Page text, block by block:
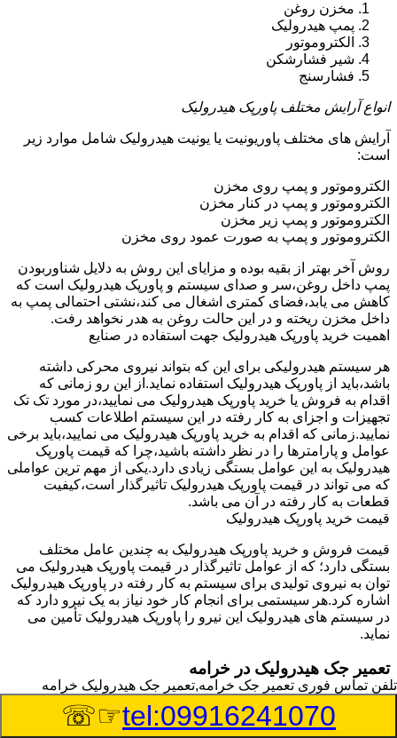
مخزن روغن
پمپ هیدرولیک
الکتروموتور
شیر فشارشکن
فشارسنج
انواع آرایش مختلف پاورپک هیدرولیک
آرایش های مختلف پاوریونیت یا یونیت هیدرولیک شامل موارد زیر
است:
الکتروموتور و پمپ روی مخزن
الکتروموتور و پمپ در کنار مخزن
الکتروموتور و پمپ زیر مخزن
الکتروموتور و پمپ به صورت عمود روی مخزن
روش آخر بهتر از بقیه بوده و مزایای این روش به دلایل شناوربودن
پمپ داخل روغن،سر و صدای سیستم و پاورپک هیدرولیک است که
کاهش می یابد،فضای کمتری اشغال می کند،نشتی احتمالی پمپ به
داخل مخزن ریخته و در این حالت روغن به هدر نخواهد رفت.
اهمیت خرید پاورپک هیدرولیک جهت استفاده در صنایع
هر سیستم هیدرولیکی برای این که بتواند نیروی محرکی داشته
باشد،باید از پاورپک هیدرولیک استفاده نماید.از این رو زمانی که
اقدام به فروش یا خرید پاورپک هیدرولیک می نمایید،در مورد تک تک
تجهیزات و اجزای به کار رفته در این سیستم اطلاعات کسب
نمایید.زمانی که اقدام به خرید پاورپک هیدرولیک می نمایید،باید برخی
عوامل و پارامترها را در نظر داشته باشید،چرا که قیمت پاورپک
هیدرولیک به این عوامل بستگی زیادی دارد.یکی از مهم ترین عواملی
که می تواند در قیمت پاورپک هیدرولیک تاثیرگذار است،کیفیت
قطعات به کار رفته در آن می باشد.
قیمت خرید پاورپک هیدرولیک
قیمت فروش و خرید پاورپک هیدرولیک به چندین عامل مختلف
بستگی دارد؛ که از عوامل تاثیرگذار در قیمت پاورپک هیدرولیک می
توان به نیروی تولیدی برای سیستم به کار رفته در پاورپک هیدرولیک
اشاره کرد.هر سیستمی برای انجام کار خود نیاز به یک نیرو دارد که
در سیستم های هیدرولیک این نیرو را پاورپک هیدرولیک تأمین می
نماید.
تعمیر جک هیدرولیک در خرامه
وسیله‎ای که با عملکرد خود موجب بلند شدن اهرم و یا وزن سنگین
در یک قسمت می گردد را جک هیدرولیک می نامند.جک هیدرولیک
تلفن تماس فوری تعمیر جک خرامه,تعمیر جک هیدرولیک خرامه
tel:09916241070
☞☏